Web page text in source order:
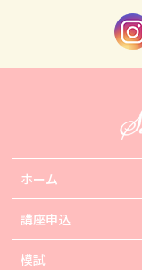
ホーム
講座申込
模試